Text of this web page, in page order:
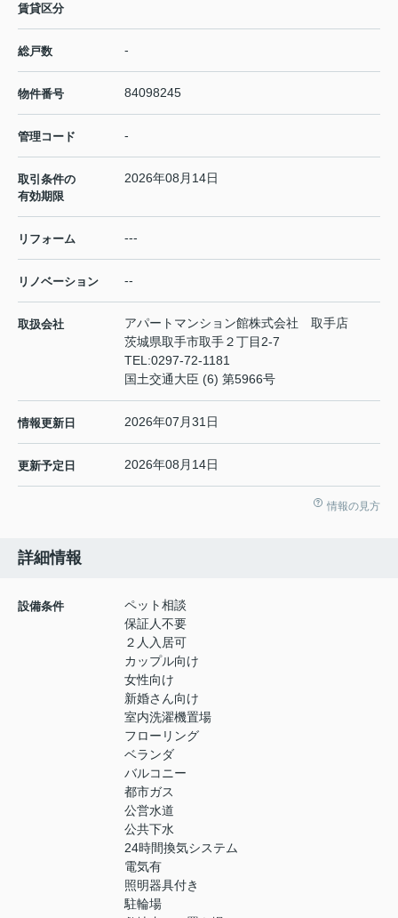
賃貸区分
総戸数 -
物件番号 84098245
管理コード -
取引条件の
有効期限
2026年08月14日
リフォーム ---
リノベーション --
取扱会社
アパートマンション館株式会社 取手店
茨城県取手市取手２丁目2-7
TEL:0297-72-1181
国土交通大臣 (6) 第5966号
情報更新日 2026年07月31日
更新予定日 2026年08月14日
情報の見方
詳細情報
設備条件
ペット相談
保証人不要
２人入居可
カップル向け
女性向け
新婚さん向け
室内洗濯機置場
フローリング
ベランダ
バルコニー
都市ガス
公営水道
公共下水
24時間換気システム
電気有
照明器具付き
駐輪場